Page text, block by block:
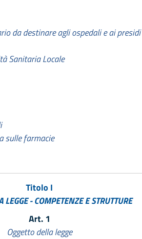
da destinare agli ospedali e ai
Sanitaria Locale
sulle farmacie
Titolo I
LEGGE - COMPETENZE E STRUTTURE
Art. 1
Oggetto della legge